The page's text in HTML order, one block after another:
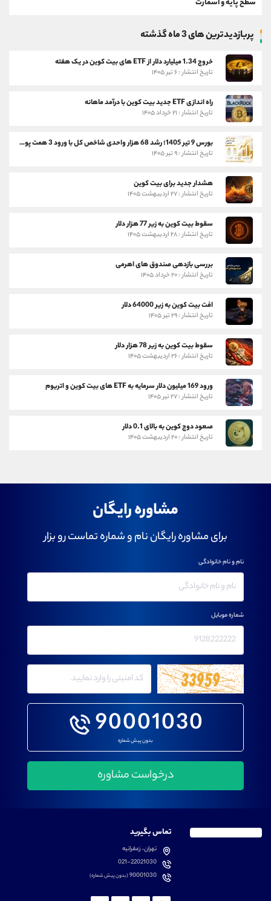
سطح پایه و اسمارت
پربازدیدترین های 3 ماه گذشته
خروج 1.34 میلیارد دلار از ETF های بیت کوین در یک هفته
تاریخ انتشار : ۶ تیر ۱۴۰۵
راه اندازی ETF جدید بیت کوین با درآمد ماهانه
تاریخ انتشار : ۲۱ خرداد ۱۴۰۵
بورس 9 تیر 1405؛ رشد 68 هزار واحدی شاخص کل با ورود 3 همت پول حقیقی
تاریخ انتشار : ۹ تیر ۱۴۰۵
هشدار جدید برای بیت کوین
تاریخ انتشار : ۲۷ اردیبهشت ۱۴۰۵
سقوط بیت کوین به زیر 77 هزار دلار
تاریخ انتشار : ۲۸ اردیبهشت ۱۴۰۵
بررسی بازدهی صندوق های اهرمی
تاریخ انتشار : ۲۰ خرداد ۱۴۰۵
افت بیت کوین به زیر 64000 دلار
تاریخ انتشار : ۲۹ تیر ۱۴۰۵
سقوط بیت کوین به زیر 78 هزار دلار
تاریخ انتشار : ۲۶ اردیبهشت ۱۴۰۵
ورود 169 میلیون دلار سرمایه به ETF های بیت کوین و اتریوم
تاریخ انتشار : ۲۷ تیر ۱۴۰۵
صعود دوج کوین به بالای 0.1 دلار
تاریخ انتشار : ۲۰ اردیبهشت ۱۴۰۵
مشاوره رایگان
برای مشاوره رایگان نام و شماره تماست رو بزار
90001030
بدون پیش شماره
نام و نام خانوادگی
شماره موبایل
تماس بگیرید
تهران، زعفرانیه
021-22021030
90001030(بدون پیش شماره)